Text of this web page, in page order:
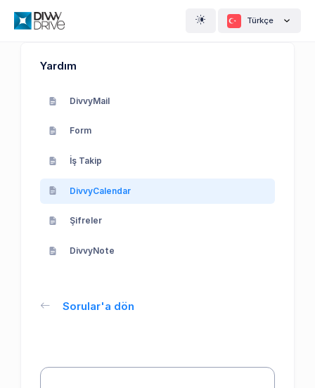
Türkçe
Yardım
DivvyMail
Form
İş Takip
DivvyCalendar
Şifreler
DivvyNote
Sorular'a dön